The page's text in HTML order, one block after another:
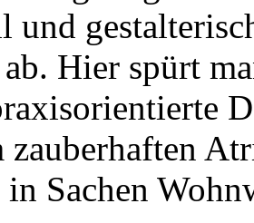
und
Hier spürt
zauberhaften
Sachen